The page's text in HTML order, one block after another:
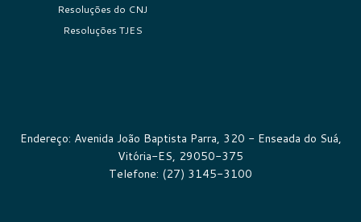
Resoluções do CNJ
Resoluções TJES
Endereço: Avenida João Baptista Parra, 320 - Enseada do Suá,
Vitória-ES, 29050-375
Telefone: (27) 3145-3100